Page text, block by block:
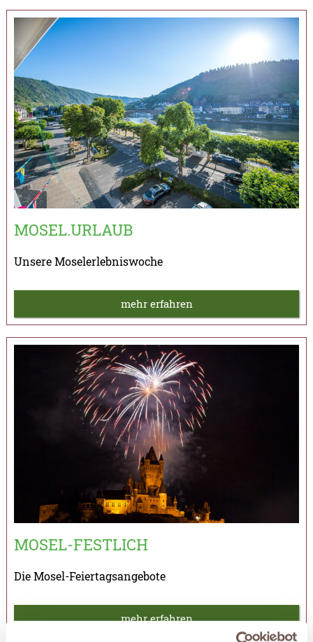
MOSEL.URLAUB​
Unsere Moselerlebniswoche
mehr erfahren
MOSEL-FESTLICH
Die Mosel-Feiertagsangebote
mehr erfahren